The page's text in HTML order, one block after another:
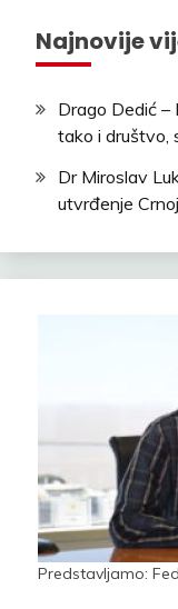
Najnovije
Drago Dedić –
tako i društvo,
Dr Miroslav
utvrđenje
Predstavljamo: